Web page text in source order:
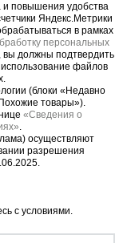
TeaM
которые
к
и без
с
повышения удобства
Яндекс.Метрики
в рамках
персональных
вы должны подтвердить
файлов
(блоки «Недавно
товары»).
«Сведения о
.
осуществляют
разрешения
с условиями.